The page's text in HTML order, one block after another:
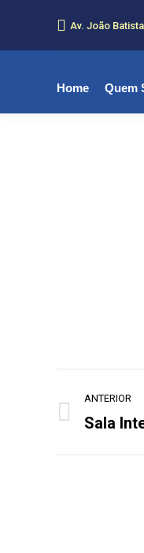
Av. João
Home Quem
de
ANTERIOR
Post
Sala